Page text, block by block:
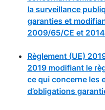
la surveillance
garanties et
2009/65/CE et
Règlement (UE)
2019 modifiant le
ce qui concerne les
d’obligations